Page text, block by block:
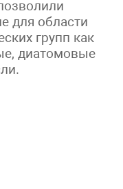
для области
групп как
диатомовые